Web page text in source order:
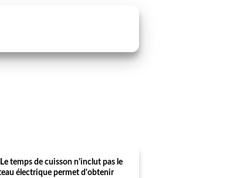
temps de cuisson n'inclut pas le
électrique permet d'obtenir